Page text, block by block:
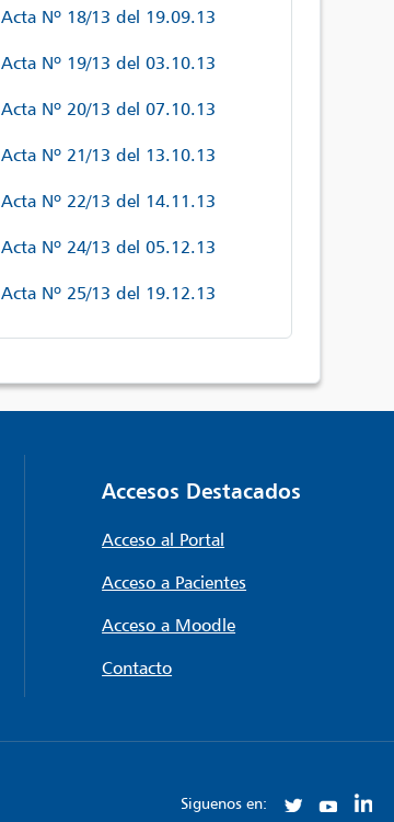
Acta Nº 18/13 del 19.09.13
Acta Nº 19/13 del 03.10.13
Acta Nº 20/13 del 07.10.13
Acta Nº 21/13 del 13.10.13
Acta Nº 22/13 del 14.11.13
Acta Nº 24/13 del 05.12.13
Acta Nº 25/13 del 19.12.13
Accesos Destacados
Acceso al Portal
Acceso a Pacientes
Acceso a Moodle
Contacto
Siguenos en: